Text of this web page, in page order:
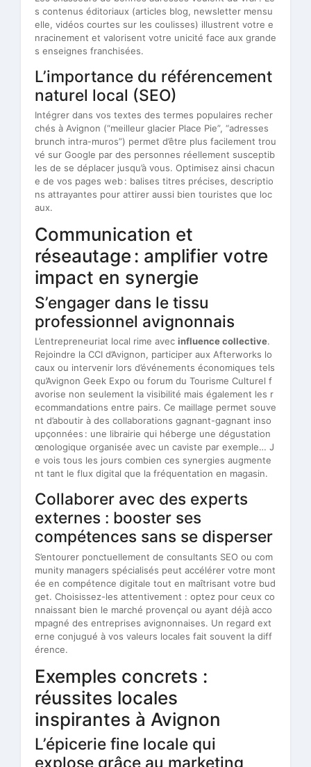
s contenus éditoriaux (articles blog, newsletter mensu
elle, vidéos courtes sur les coulisses) illustrent votre e
nracinement et valorisent votre unicité face aux grande
s enseignes franchisées.
L’importance du référencement
naturel local (SEO)
Intégrer dans vos textes des termes populaires recher
chés à Avignon (“meilleur glacier Place Pie”, “adresses
brunch intra-muros”) permet d’être plus facilement trou
vé sur Google par des personnes réellement susceptib
les de se déplacer jusqu’à vous. Optimisez ainsi chacun
e de vos pages web : balises titres précises, descriptio
ns attrayantes pour attirer aussi bien touristes que loc
aux.
Communication et
réseautage : amplifier votre
impact en synergie
S’engager dans le tissu
professionnel avignonnais
L’entrepreneuriat local rime avec influence collective.
Rejoindre la CCI d’Avignon, participer aux Afterworks lo
caux ou intervenir lors d’événements économiques tels
qu’Avignon Geek Expo ou forum du Tourisme Culturel f
avorise non seulement la visibilité mais également les r
ecommandations entre pairs. Ce maillage permet souve
nt d’aboutir à des collaborations gagnant-gagnant inso
upçonnées : une librairie qui héberge une dégustation
œnologique organisée avec un caviste par exemple… J
e vois tous les jours combien ces synergies augmente
nt tant le flux digital que la fréquentation en magasin.
Collaborer avec des experts
externes : booster ses
compétences sans se disperser
S’entourer ponctuellement de consultants SEO ou com
munity managers spécialisés peut accélérer votre mont
ée en compétence digitale tout en maîtrisant votre bud
get. Choisissez-les attentivement : optez pour ceux co
nnaissant bien le marché provençal ou ayant déjà acco
mpagné des entreprises avignonnaises. Un regard ext
erne conjugué à vos valeurs locales fait souvent la diff
érence.
Exemples concrets :
réussites locales
inspirantes à Avignon
L’épicerie fine locale qui
explose grâce au marketing